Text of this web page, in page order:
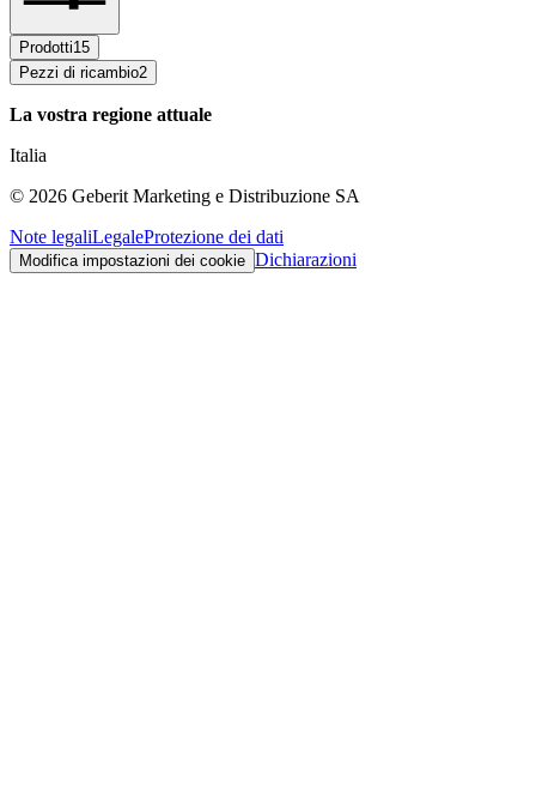
Prodotti15
Pezzi di ricambio2
La vostra regione attuale
Italia
© 2026 Geberit Marketing e Distribuzione SA
Note legaliLegaleProtezione dei dati
Modifica impostazioni dei cookie Dichiarazioni